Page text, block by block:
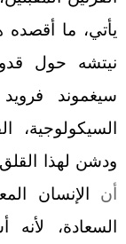
يأتي، ما أقصده
نيتشه حول
سيغموند
السيكولوجية،
ودشن لهذا
أن الإنسان
السعادة،